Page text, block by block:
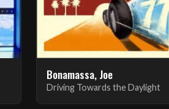
Bonamassa, Joe
Driving Towards the Daylight